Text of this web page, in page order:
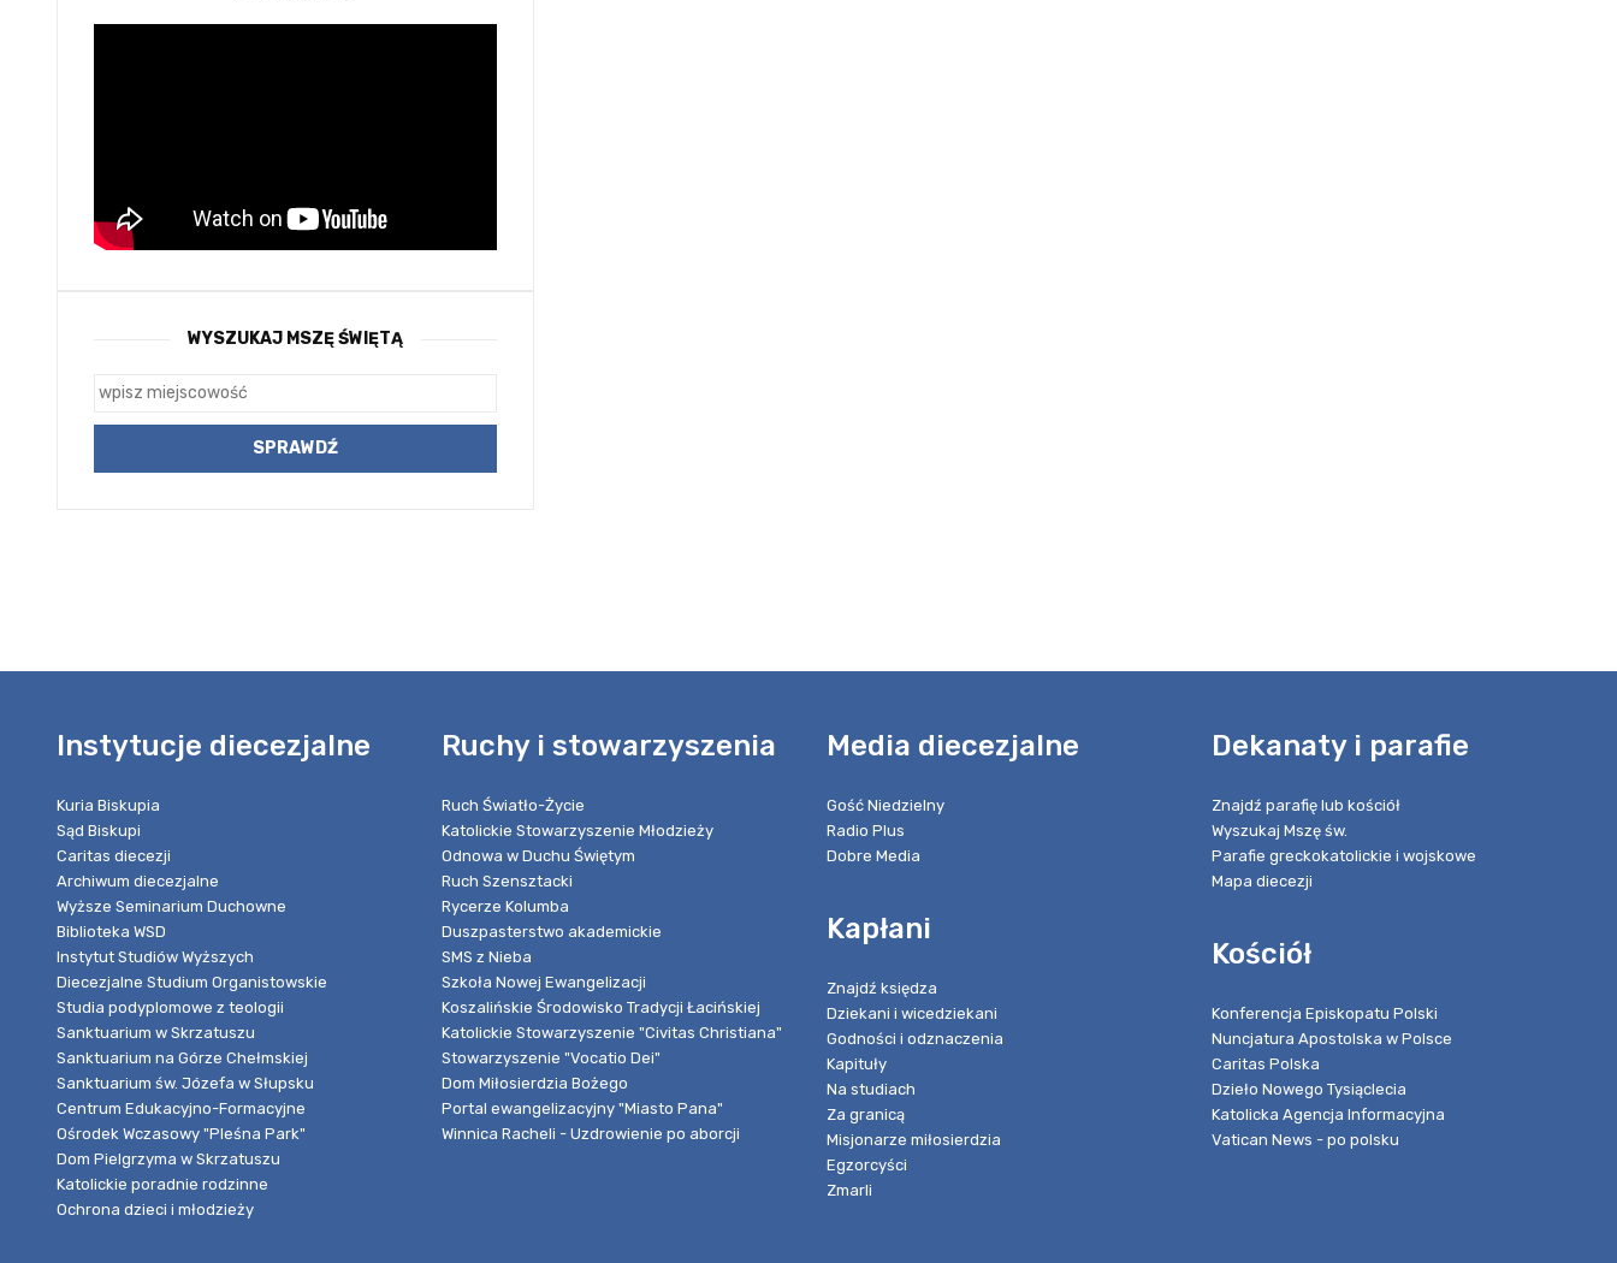
WYSZUKAJ MSZĘ ŚWIĘTĄ
Instytucje diecezjalne
Kuria Biskupia
Sąd Biskupi
Caritas diecezji
Archiwum diecezjalne
Wyższe Seminarium Duchowne
Biblioteka WSD
Instytut Studiów Wyższych
Diecezjalne Studium Organistowskie
Studia podyplomowe z teologii
Sanktuarium w Skrzatuszu
Sanktuarium na Górze Chełmskiej
Sanktuarium św. Józefa w Słupsku
Centrum Edukacyjno-Formacyjne
Ośrodek Wczasowy "Pleśna Park"
Dom Pielgrzyma w Skrzatuszu
Katolickie poradnie rodzinne
Ochrona dzieci i młodzieży
Ruchy i stowarzyszenia
Ruch Światło-Życie
Katolickie Stowarzyszenie Młodzieży
Odnowa w Duchu Świętym
Ruch Szensztacki
Rycerze Kolumba
Duszpasterstwo akademickie
SMS z Nieba
Szkoła Nowej Ewangelizacji
Koszalińskie Środowisko Tradycji Łacińskiej
Katolickie Stowarzyszenie "Civitas Christiana"
Stowarzyszenie "Vocatio Dei"
Dom Miłosierdzia Bożego
Portal ewangelizacyjny "Miasto Pana"
Winnica Racheli - Uzdrowienie po aborcji
Media diecezjalne
Gość Niedzielny
Radio Plus
Dobre Media
Kapłani
Znajdź księdza
Dziekani i wicedziekani
Godności i odznaczenia
Kapituły
Na studiach
Za granicą
Misjonarze miłosierdzia
Egzorcyści
Zmarli
Dekanaty i parafie
Znajdź parafię lub kościół
Wyszukaj Mszę św.
Parafie greckokatolickie i wojskowe
Mapa diecezji
Kościół
Konferencja Episkopatu Polski
Nuncjatura Apostolska w Polsce
Caritas Polska
Dzieło Nowego Tysiąclecia
Katolicka Agencja Informacyjna
Vatican News - po polsku